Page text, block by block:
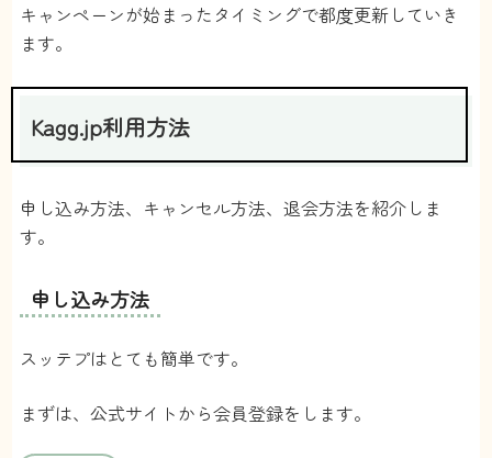
キャンペーンが始まったタイミングで都度更新していき
ます。
Kagg.jp利用方法
申し込み方法、キャンセル方法、退会方法を紹介しま
す。
申し込み方法
スッテプはとても簡単です。
まずは、公式サイトから会員登録をします。